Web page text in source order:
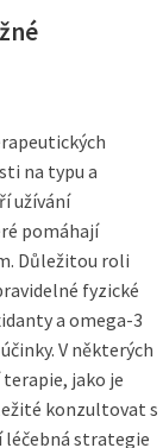
na typu a
užívání
pomáhají
Důležitou roli
fyzické
a omega-3
V některých
jako je
konzultovat s
léčebná strategie